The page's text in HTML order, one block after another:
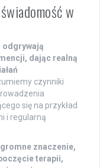
w
odgrywają
dając realną
czynniki
się na przykład
i regularną
znaczenie,
terapii,